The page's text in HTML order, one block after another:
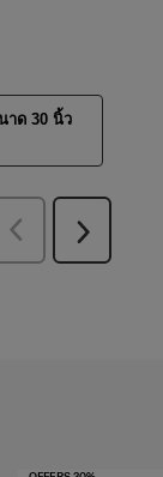
าด 30 นิ้ว
ก่อน
ถัด